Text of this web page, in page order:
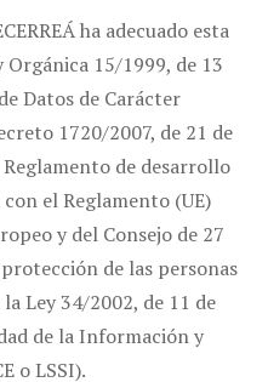
ha adecuado esta
Orgánica 15/1999, de 13
Datos de Carácter
1720/2007, de 21 de
de desarrollo
el Reglamento (UE)
y del Consejo de 27
de las personas
Ley 34/2002, de 11 de
de la Información y
o LSSI).